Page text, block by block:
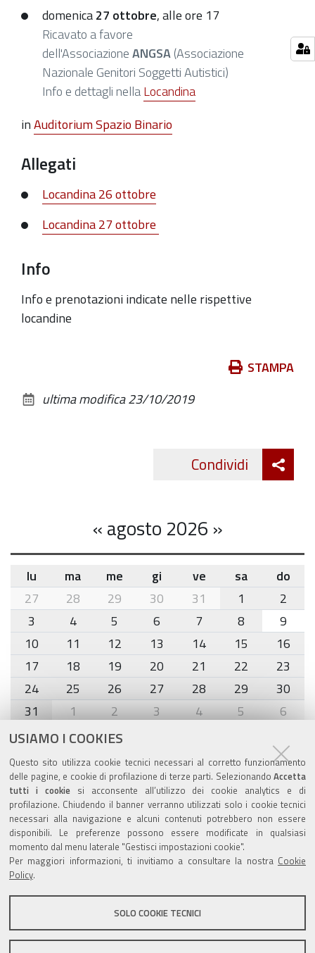
USIAMO I COOKIES
Questo sito utilizza cookie tecnici necessari al corretto funzionamento
delle pagine, e cookie di profilazione di terze parti. Selezionando Accetta
tutti i cookiesi acconsente all’utilizzo dei cookie analytics e di
profilazione. Chiudendo il banner verranno utilizzati solo i cookie tecnici
necessari alla navigazione e alcuni contenuti potrebbero non essere
disponibili. Le preferenze possono essere modificate in qualsiasi
momento dal menu laterale "Gestisci impostazioni cookie".
Per maggiori informazioni, ti invitiamo a consultare la nostra Cookie
Policy.
SOLO COOKIE TECNICI
ottobre
domenica
27
ottobre,
alle
17
domenica27 ottobre, alle ore 17
Ricavato a favore
dell'AssociazioneANGSA(Associazione
Nazionale Genitori Soggetti Autistici)
Info e dettagli nellaLocandina
inAuditorium Spazio Binario
Allegati
Locandina 26 ottobre
Locandina 27 ottobre
Info
Info e prenotazioni indicate nelle rispettive
locandine
documento
STAMPA
ultima modifica23/10/2019
Condividi
«agosto 2026 »
month-
8
lu ma me gi ve sa
do
27
28 29 30 31 1
2
3
4 5 6 7 8
9
10
11 12 13 14 15
16
17
18 19 20 21 22
23
24
25 26 27 28 29
30
31
1 2 3 4 5 6
Agenda eventi
torna alla sezione
Valuta questo sito
Sito istituzionale Comune di Zola Predosa